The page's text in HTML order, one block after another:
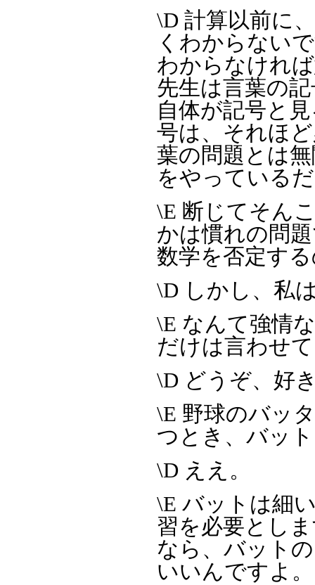
\D 計算以前に
くわからない
わからなけれ
先生は言葉の
自体が記号と
号は、それほ
葉の問題とは
をやっている
\E 断じてそん
かは慣れの問
数学を否定す
\D しかし、私
\E なんて強情
だけは言わせ
\D どうぞ、好
\E 野球のバッ
つとき、バッ
\D ええ。
\E バットは細
習を必要とし
なら、バット
いいんですよ